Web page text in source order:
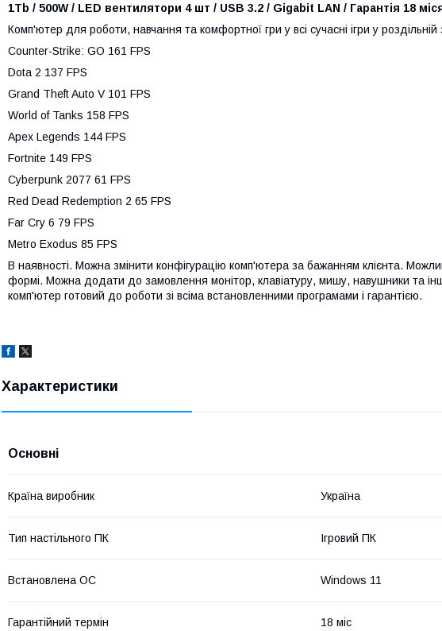
1Tb / 500W / LED вентилятори 4 шт / USB 3.2 / Gigabit LAN / Гарантія 18
Комп'ютер для роботи, навчання та комфортної гри у всі сучасні ігри у
Counter-Strike: GO 161 FPS
Dota 2 137 FPS
Grand Theft Auto V 101 FPS
World of Tanks 158 FPS
Apex Legends 144 FPS
Fortnite 149 FPS
Cyberpunk 2077 61 FPS
Red Dead Redemption 2 65 FPS
Far Cry 6 79 FPS
Metro Exodus 85 FPS
В наявності. Можна змінити конфігурацію комп'ютера за бажанням клієнта.
формі. Можна додати до замовлення монітор, клавіатуру, мишу, навушники та
комп'ютер готовий до роботи зі всіма встановленними програмами і гарантією.
Характеристики
Основні
Країна виробник Україна
Тип настільного ПК Ігровий ПК
Встановлена ОС Windows 11
Гарантійний термін 18 міс